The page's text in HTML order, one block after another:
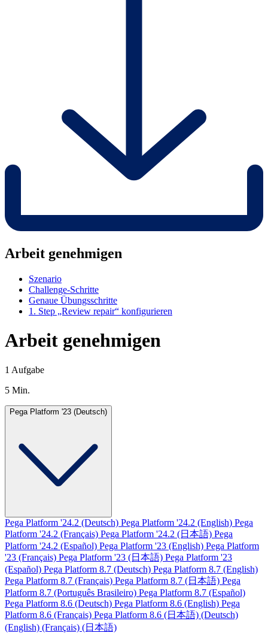
Arbeit genehmigen
Szenario
Challenge-Schritte
Genaue Übungsschritte
1. Step „Review repair“ konfigurieren
Arbeit genehmigen
1 Aufgabe
5 Min.
Pega Platform '23 (Deutsch)
Pega Platform '24.2 (Deutsch) Pega Platform '24.2 (English) Pega
Platform '24.2 (Français) Pega Platform '24.2 (日本語) Pega
Platform '24.2 (Español) Pega Platform '23 (English) Pega Platform
'23 (Français) Pega Platform '23 (日本語) Pega Platform '23
(Español) Pega Platform 8.7 (Deutsch) Pega Platform 8.7 (English)
Pega Platform 8.7 (Français) Pega Platform 8.7 (日本語) Pega
Platform 8.7 (Português Brasileiro) Pega Platform 8.7 (Español)
Pega Platform 8.6 (Deutsch) Pega Platform 8.6 (English) Pega
Platform 8.6 (Français) Pega Platform 8.6 (日本語) (Deutsch)
(English) (Français) (日本語)